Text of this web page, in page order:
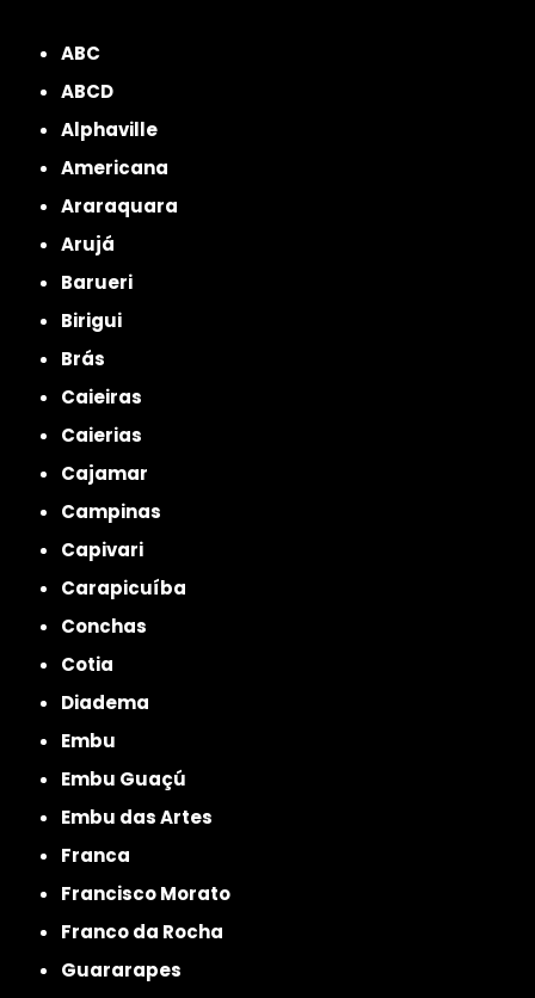
ABC
ABCD
Alphaville
Americana
Araraquara
Arujá
Barueri
Birigui
Brás
Caieiras
Caierias
Cajamar
Campinas
Capivari
Carapicuíba
Conchas
Cotia
Diadema
Embu
Embu Guaçú
Embu das Artes
Franca
Francisco Morato
Franco da Rocha
Guararapes